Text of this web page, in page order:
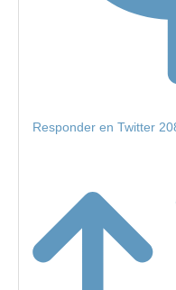
Responder en Twitter